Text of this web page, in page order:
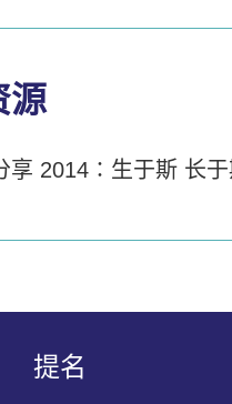
源
享 2014∶生于斯 长
提名